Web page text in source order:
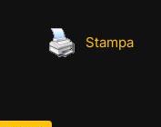
Stampa